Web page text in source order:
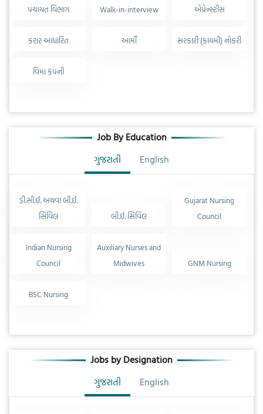
પંચાયત વિભાગ Walk-in-interview એપ્રેન્સ્ટીસ
કરાર આધારિત આર્મી સરકારી (કાયમી) નોકરી
વિમા કંપની
Job By Education
ગુજરાતી
English
ડી.સી.ઈ. અથવા બી.ઈ.
સિવિલ
બી.ઈ. સિવિલ
Gujarat Nursing
Council
Indian Nursing
Council
Auxiliary Nurses and
Midwives
GNM Nursing
BSC Nursing
Jobs by Designation
ગુજરાતી
English